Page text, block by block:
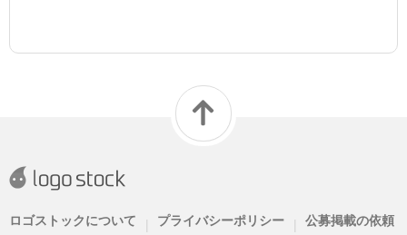
ロゴストックについて | プライバシーポリシー | 公募掲載の依頼